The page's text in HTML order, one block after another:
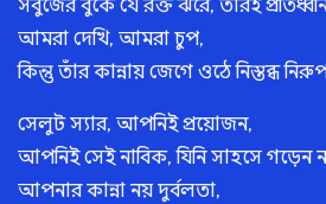
সবুজের বুকে যে রক্ত ঝরে, তারই
আমরা দেখি, আমরা চুপ,
কিন্তু তাঁর কান্নায় জেগে ওঠে নিস্তব্ধ
সেলুট স্যার, আপনিই প্রয়োজন,
আপনিই সেই নাবিক, যিনি সাহসে গড়েন
আপনার কান্না নয় দুর্বলতা,